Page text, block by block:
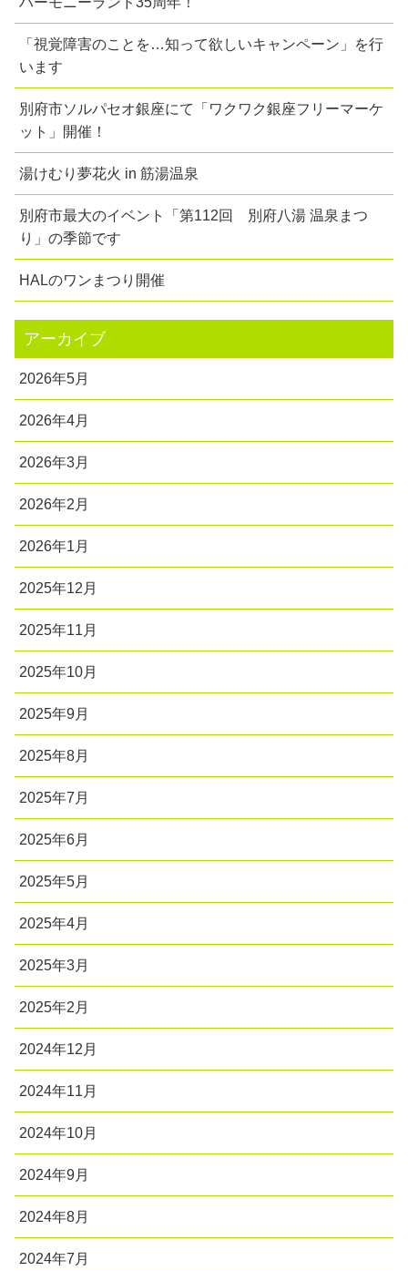
「視覚障害のことを…知って欲しいキャンペーン」を行
います
別府市ソルパセオ銀座にて「ワクワク銀座フリーマーケ
ット」開催！
湯けむり夢花火 in 筋湯温泉
別府市最大のイベント「第112回 別府八湯 温泉まつ
り」の季節です
HALのワンまつり開催
アーカイブ
2026年5月
2026年4月
2026年3月
2026年2月
2026年1月
2025年12月
2025年11月
2025年10月
2025年9月
2025年8月
2025年7月
2025年6月
2025年5月
2025年4月
2025年3月
2025年2月
2024年12月
2024年11月
2024年10月
2024年9月
2024年8月
2024年7月